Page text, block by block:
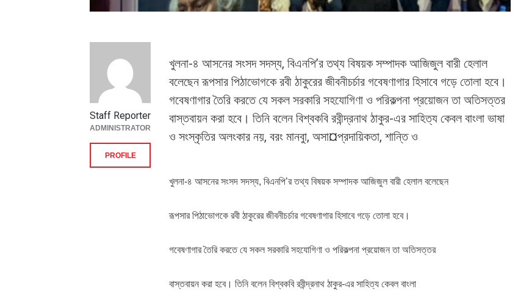
খুলনা-৪ আসনের সংসদ সদস্য, বিএনপি’র তথ্য বিষয়ক সম্পাদক আজিজুল বারী হেলাল
বলেছেন রূপসার পিঠাভোগকে রবী ঠাকুরের জীবনীচর্চার গবেষণাগার হিসাবে গড়ে তোলা হবে।
গবেষণাগার তৈরি করতে যে সকল সরকারি সহযোগিণা ও পরিকল্পনা প্রয়োজন তা অতিসত্তর
বাস্তবায়ন করা হবে। তিনি বলেন বিশ্বকবি রবীন্দ্রনাথ ঠাকুর-এর সাহিত্য কেবল বাংলা ভাষা
ও সংস্কৃতির অলংকার নয়, বরং মানবুা, অসা¤প্রদায়িকতা, শান্তি ও
খুলনা-৪ আসনের সংসদ সদস্য, বিএনপি’র তথ্য বিষয়ক সম্পাদক আজিজুল বারী হেলাল বলেছেন
রূপসার পিঠাভোগকে রবী ঠাকুরের জীবনীচর্চার গবেষণাগার হিসাবে গড়ে তোলা হবে।
গবেষণাগার তৈরি করতে যে সকল সরকারি সহযোগিণা ও পরিকল্পনা প্রয়োজন তা অতিসত্তর
বাস্তবায়ন করা হবে। তিনি বলেন বিশ্বকবি রবীন্দ্রনাথ ঠাকুর-এর সাহিত্য কেবল বাংলা
Staff Reporter
ADMINISTRATOR
PROFILE